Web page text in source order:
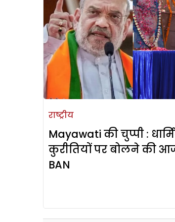
राष्ट्रीय
Mayawati की चुप्‍पी :
कुरीतियों पर बोलने की
BAN